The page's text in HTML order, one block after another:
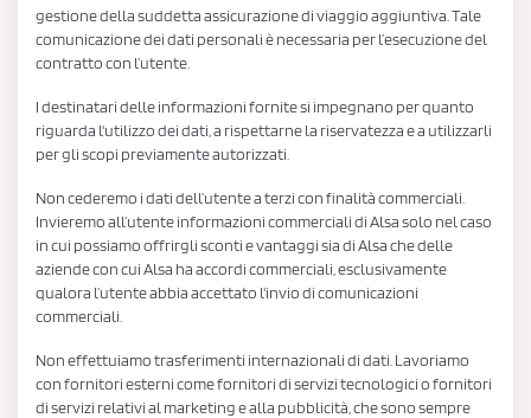
gestione della suddetta assicurazione di viaggio aggiuntiva. Tale
comunicazione dei dati personali è necessaria per l’esecuzione del
contratto con l’utente.
I destinatari delle informazioni fornite si impegnano per quanto
riguarda l'utilizzo dei dati, a rispettarne la riservatezza e a utilizzarli
per gli scopi previamente autorizzati.
Non cederemo i dati dell’utente a terzi con finalità commerciali.
Invieremo all’utente informazioni commerciali di Alsa solo nel caso
in cui possiamo offrirgli sconti e vantaggi sia di Alsa che delle
aziende con cui Alsa ha accordi commerciali, esclusivamente
qualora l’utente abbia accettato l'invio di comunicazioni
commerciali.
Non effettuiamo trasferimenti internazionali di dati. Lavoriamo
con fornitori esterni come fornitori di servizi tecnologici o fornitori
di servizi relativi al marketing e alla pubblicità, che sono sempre